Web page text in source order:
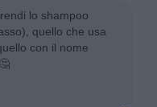
lo shampoo
quello che usa
con il nome